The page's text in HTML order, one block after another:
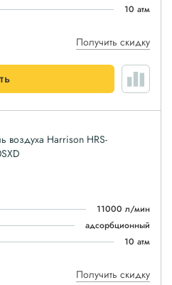
10 атм
Получить скидку
воздуха Harrison HRS-
11000 л/мин
адсорбционный
10 атм
Получить скидку